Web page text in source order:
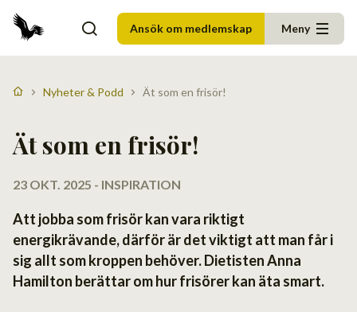
Ansök om medlemskap Meny
Nyheter & Podd Ät som en frisör!
Ät som en frisör!
23 OKT. 2025 - INSPIRATION
Att jobba som frisör kan vara riktigt
energikrävande, därför är det viktigt att man får i
sig allt som kroppen behöver. Dietisten Anna
Hamilton berättar om hur frisörer kan äta smart.